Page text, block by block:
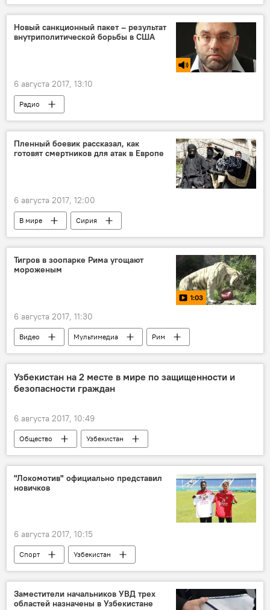
Армейские международные игры
Узбекистан на Армейских международных играх - 2017
Политика
Новый санкционный пакет – результат
внутриполитической борьбы в США
6 августа 2017, 13:10
Радио
Пленный боевик рассказал, как
готовят смертников для атак в Европе
6 августа 2017, 12:00
В мире Сирия
Тигров в зоопарке Рима угощают
мороженым
1:03
6 августа 2017, 11:30
Видео Мультимедиа Рим
Узбекистан на 2 месте в мире по защищенности и
безопасности граждан
6 августа 2017, 10:49
Общество Узбекистан
"Локомотив" официально представил
новичков
6 августа 2017, 10:15
Спорт Узбекистан
Заместители начальников УВД трех
областей назначены в Узбекистане